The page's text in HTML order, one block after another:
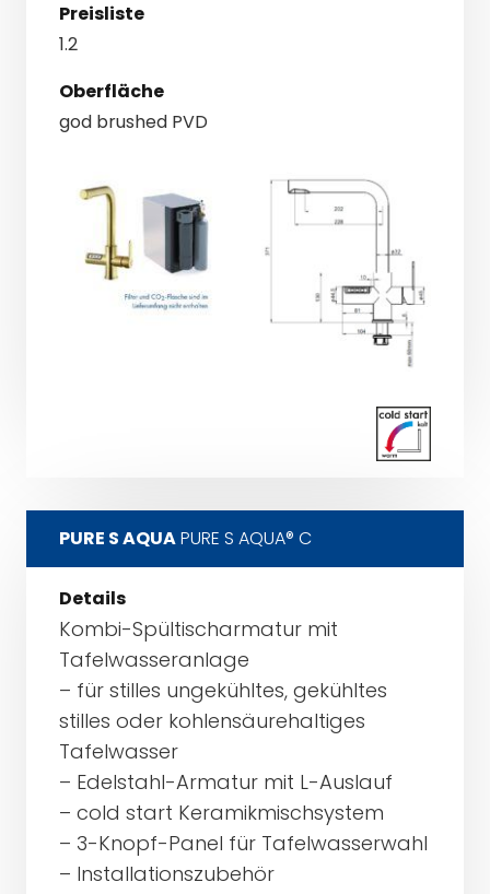
Preisliste
1.2
Oberfläche
god brushed PVD
PURE S AQUAPURE S AQUA® C
Details
Kombi-Spültischarmatur mit
Tafelwasseranlage
– für stilles ungekühltes, gekühltes
stilles oder kohlensäurehaltiges
Tafelwasser
– Edelstahl-Armatur mit L-Auslauf
– cold start Keramikmischsystem
– 3-Knopf-Panel für Tafelwasserwahl
– Installationszubehör